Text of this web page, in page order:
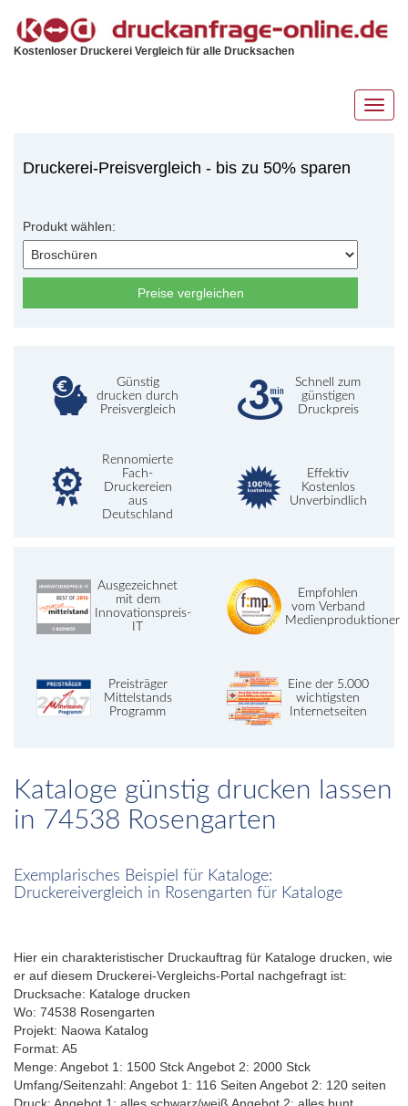
Kostenloser Druckerei Vergleich für alle Drucksachen
Druckerei-Preisvergleich - bis zu 50% sparen
Produkt wählen:
Preise vergleichen
Günstig
drucken durch
Preisvergleich
Schnell zum
günstigen
Druckpreis
Rennomierte
Fach-
Druckereien
aus
Deutschland
Effektiv
Kostenlos
Unverbindlich
Ausgezeichnet
mit dem
Innovationspreis-
IT
Empfohlen
vom Verband
Medienproduktioner
Preisträger
Mittelstands
Programm
Eine der 5.000
wichtigsten
Internetseiten
Kataloge günstig drucken lassen
in 74538 Rosengarten
Exemplarisches Beispiel für Kataloge:
Druckereivergleich in Rosengarten für Kataloge
Hier ein charakteristischer Druckauftrag für Kataloge drucken, wie
er auf diesem Druckerei-Vergleichs-Portal nachgefragt ist:
Drucksache: Kataloge drucken
Wo: 74538 Rosengarten
Projekt: Naowa Katalog
Format: A5
Menge: Angebot 1: 1500 Stck Angebot 2: 2000 Stck
Umfang/Seitenzahl: Angebot 1: 116 Seiten Angebot 2: 120 seiten
Druck: Angebot 1: alles schwarz/weiß Angebot 2: alles bunt